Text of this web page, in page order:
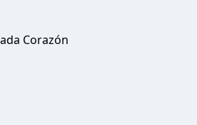
Corazón